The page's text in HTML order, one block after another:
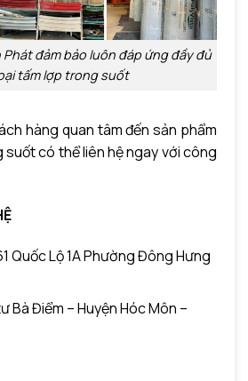
đảm bảo luôn đáp ứng đầy đủ
tấm lợp trong suốt
hàng quan tâm đến sản phẩm
có thể liên hệ ngay với công
Quốc Lộ 1A Phường Đông Hưng
Bà Điểm – Huyện Hóc Môn –